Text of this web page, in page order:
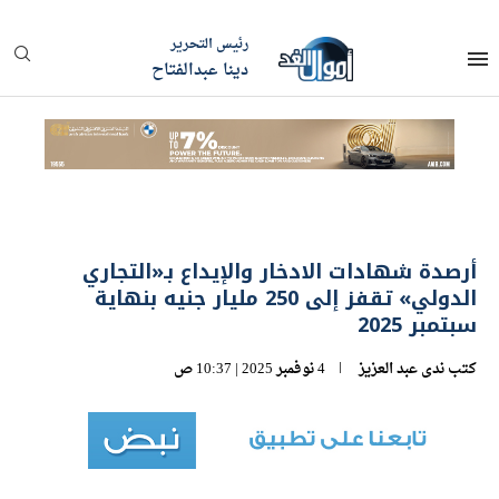
رئيس التحرير
دينا عبدالفتاح
أرصدة شهادات الادخار والإيداع بـ«التجاري
الدولي» تقفز إلى 250 مليار جنيه بنهاية
سبتمبر 2025
كتبندى عبد العزيز 4 نوفمبر 2025 | 10:37 ص